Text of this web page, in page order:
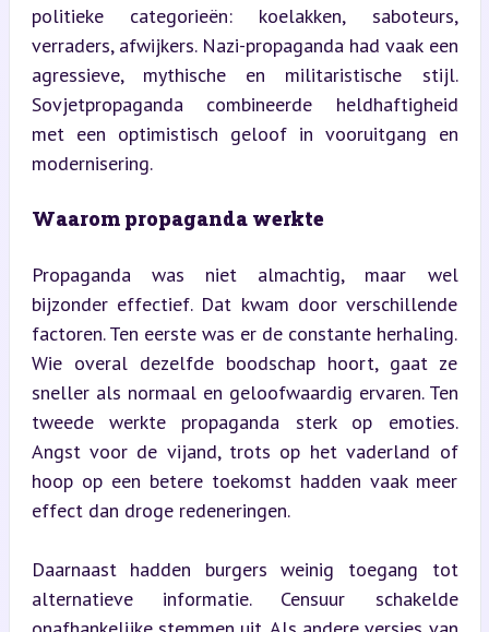
politieke categorieën: koelakken, saboteurs,
verraders, afwijkers. Nazi-propaganda had vaak een
agressieve, mythische en militaristische stijl.
Sovjetpropaganda combineerde heldhaftigheid
met een optimistisch geloof in vooruitgang en
modernisering.
Waarom propaganda werkte
Propaganda was niet almachtig, maar wel
bijzonder effectief. Dat kwam door verschillende
factoren. Ten eerste was er de constante herhaling.
Wie overal dezelfde boodschap hoort, gaat ze
sneller als normaal en geloofwaardig ervaren. Ten
tweede werkte propaganda sterk op emoties.
Angst voor de vijand, trots op het vaderland of
hoop op een betere toekomst hadden vaak meer
effect dan droge redeneringen.
Daarnaast hadden burgers weinig toegang tot
alternatieve informatie. Censuur schakelde